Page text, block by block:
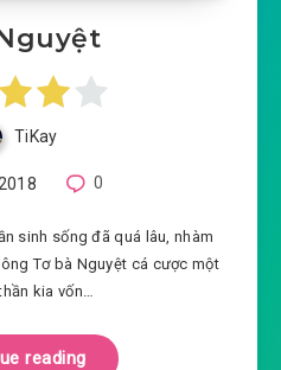
TiKay
0
sinh sống đã quá lâu, nhàm
Tơ bà Nguyệt cá cược một
kia vốn…
reading